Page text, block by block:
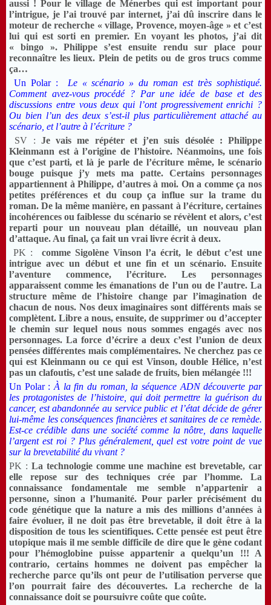
aussi ! Pour le village de Ménerbes qui est important pour
l’intrigue, je l’ai trouvé par internet, j’ai dû inscrire dans le
moteur de recherche « village, Provence, moyen-âge » et c’est
lui qui est sorti en premier. En voyant les photos, j’ai dit
« bingo ». Philippe s’est ensuite rendu sur place pour
reconnaître les lieux. Plein de petits ou de gros trucs comme
ça…
Un Polar : Le « scénario » du roman est très sophistiqué.
Comment avez-vous procédé ? Par une idée de base et des
discussions entre vous deux qui l’ont progressivement enrichi ?
Ou bien l’un des deux s’est-il plus particulièrement attaché au
scénario, et l’autre à l’écriture ?
SV : Je vais me répéter et j’en suis désolée : Philippe
Kleinmann est à l’origine de l’histoire. Néanmoins, une fois
que c’est parti, et là je parle de l’écriture même, le scénario
bouge puisque j’y mets ma patte. Certains personnages
appartiennent à Philippe, d’autres à moi. On a comme ça nos
petites préférences et du coup ça influe sur la trame du
roman. De la même manière, en passant à l’écriture, certaines
incohérences ou faiblesse du scénario se révèlent et alors, c’est
reparti pour un nouveau plan détaillé, un nouveau plan
d’attaque. Au final, ça fait un vrai livre écrit à deux.
PK : comme Sigolène Vinson l’a écrit, le début c’est une
intrigue avec un début et une fin et un scénario. Ensuite
l’aventure commence, l’écriture. Les personnages
apparaissent comme les émanations de l’un ou de l’autre. La
structure même de l’histoire change par l’imagination de
chacun de nous. Nos deux imaginaires sont différents mais se
complètent. Libre a nous, ensuite, de supprimer ou d’accepter
le chemin sur lequel nous nous sommes engagés avec nos
personnages. La force d’écrire a deux c’est l’union de deux
pensées différentes mais complémentaires. Ne cherchez pas ce
qui est Kleinmann ou ce qui est Vinson, double Hélice, n’est
pas un clafoutis, c’est une salade de fruits, bien mélangée !!!
Un Polar : À la fin du roman, la séquence ADN découverte par
les protagonistes de l’histoire, qui doit permettre la guérison du
cancer, est abandonnée au service public et l’état décide de gérer
lui-même les conséquences financières et sanitaires de ce remède.
Est-ce crédible dans une société comme la nôtre, dans laquelle
l’argent est roi ? Plus généralement, quel est votre point de vue
sur la brevetabilité du vivant ?
PK : La technologie comme une machine est brevetable, car
elle repose sur des techniques crée par l’homme. La
connaissance fondamentale me semble n’appartenir a
personne, sinon a l’humanité. Pour parler précisément du
code génétique que la nature a mis des millions d’années à
faire évoluer, il ne doit pas être brevetable, il doit être à la
disposition de tous les scientifiques. Cette pensée est peut être
utopique mais il me semble difficile de dire que le gène codant
pour l’hémoglobine puisse appartenir a quelqu’un !!! A
contrario, certains hommes ne doivent pas empêcher la
recherche parce qu’ils ont peur de l’utilisation perverse que
l’on pourrait faire des découvertes. La recherche de la
connaissance doit se poursuivre coûte que coûte.